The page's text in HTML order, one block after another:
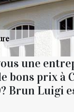
une
bons prix à
Brun Luigi